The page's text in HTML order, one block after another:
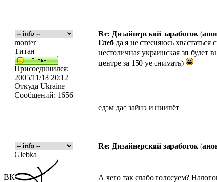
ВК
Re: Дизайнерский заработок
monter
Титан
Присоединился:
2005/11/18 20:12
Откуда Ukraine
Сообщений: 1656
Глеб да я не стесняюсь
нестоличная украинская зп будет
центре за 150 уе снимать)
едэм дас зайнэ и ниипёт
Re: Дизайнерский заработок
Glebka
А чего так слабо голосуем?